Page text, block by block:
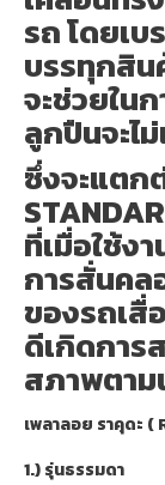
รถ โดยเ
บรรทุกสิ
จะช่วยใน
ลูกปืนจะไ
ซึ่งจะแตก
ที่เมื่อใช้ง
การสั่นคล
ของรถเสื่
ดีเกิดการ
สภาพตาม
เพลาลอย ราคุดะ (
1.) รุ่นธรรมดา